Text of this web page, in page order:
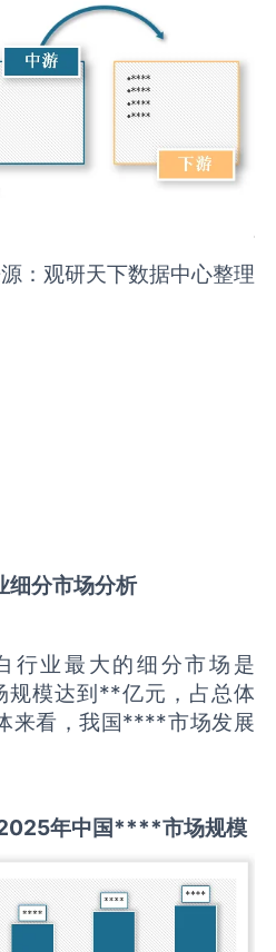
：观研天下数据中心整理
细分市场分析
行业最大的细分市场是
模达到**亿元，占总体
来看，我国****市场发展
年中国****市场规模